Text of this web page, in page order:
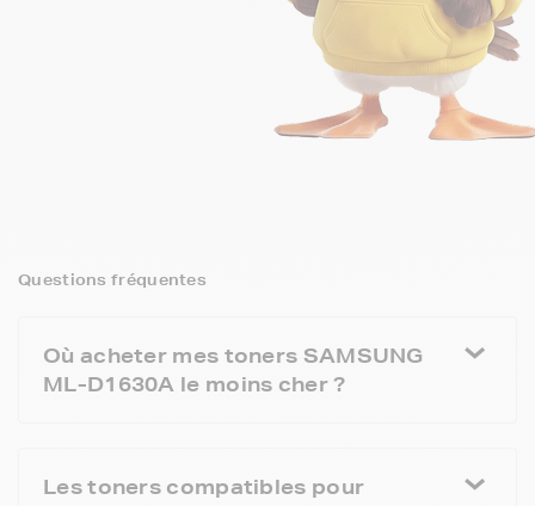
Questions fréquentes
Où acheter mes toners SAMSUNG
ML-D1630A le moins cher ?
Les toners compatibles pour